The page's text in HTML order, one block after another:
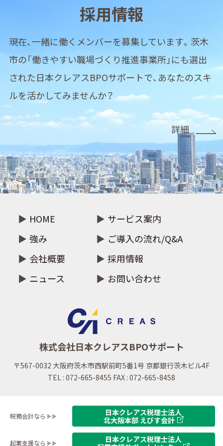
採用情報
現在、一緒に働くメンバーを募集しています。 茨木
市の「働きやすい職場づくり推進事業所」にも選出
された日本クレアスBPOサポートで、 あなたのスキ
ルを活かしてみませんか？
詳細
HOME
サービス案内
強み
ご導入の流れ/Q&A
会社概要
採用情報
ニュース
お問い合わせ
株式会社日本クレアスBPOサポート
〒567-0032 大阪府茨木市西駅前町5番1号 京都銀行茨木ビル4F
TEL : 072-665-8455 FAX : 072-665-8458
税務会計なら
日本クレアス税理士法人
北大阪本部 えびす会計
起業支援なら
日本クレアス税理士法人